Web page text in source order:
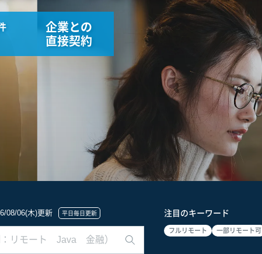
企業との
直接契約
08/06(木)更新 平日毎日更新 注目のキーワード
フルリモート 一部リモート可